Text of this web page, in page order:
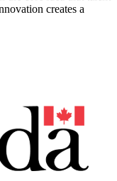
creates a